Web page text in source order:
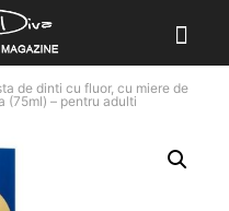
de dinti cu fluor, cu miere de
(75ml) – pentru adulti